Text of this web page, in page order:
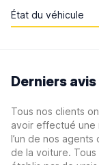
État du véhicule
Derniers avis
Tous nos clients
avoir effectué une
l’un de nos
de la voiture.